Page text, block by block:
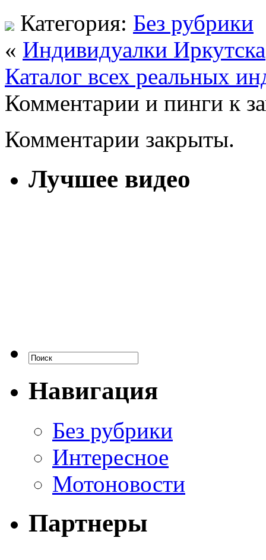
Категория: Без рубрики
« Индивидуалки Иркутска
Каталог всех реальных
Комментарии и пинги к
Комментарии закрыты.
Лучшее видео
Навигация
Без рубрики
Интересное
Мотоновости
Партнеры